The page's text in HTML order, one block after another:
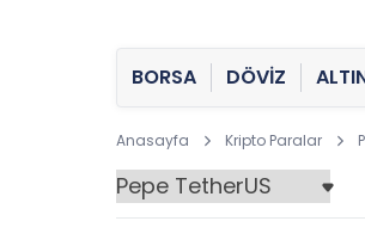
BORSA DÖVİZ
Anasayfa Kripto Paralar